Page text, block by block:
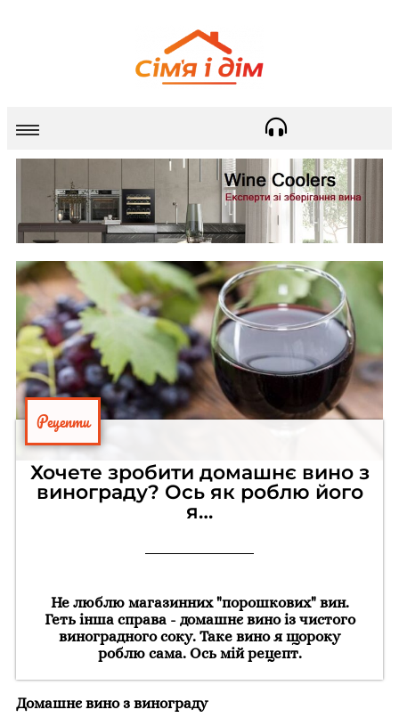
Рецепти
Хочете зробити домашнє вино з
винограду? Ось як роблю його
я…
Не люблю магазинних "порошкових" вин.
Геть інша справа - домашнє вино із чистого
виноградного соку. Таке вино я щороку
роблю сама. Ось мій рецепт.
Домашнє вино з винограду